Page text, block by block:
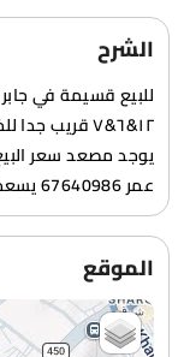
الشرح
للبيع قسيمة في جابر
١٢&٦&٧
عمر 67640986 يسعدنا استقبال عروضكم و طلباتكم
الموقع